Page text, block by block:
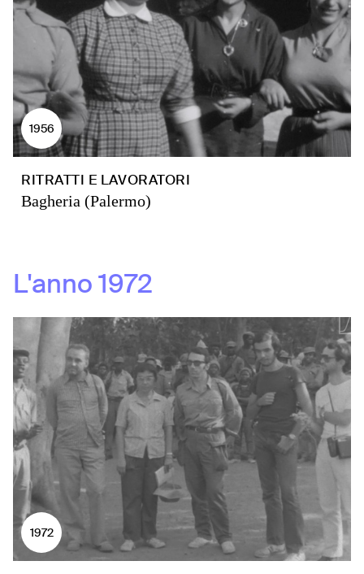
1956
RITRATTI E LAVORATORI
Bagheria (Palermo)
L'anno1972
1972